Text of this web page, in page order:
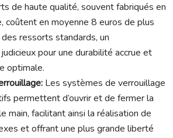
de haute qualité, souvent fabriqués en
coûtent en moyenne 8 euros de plus
ressorts standards, un
pour une durabilité accrue et
optimale.
Les systèmes de verrouillage
permettent d’ouvrir et de fermer la
main, facilitant ainsi la réalisation de
et offrant une plus grande liberté